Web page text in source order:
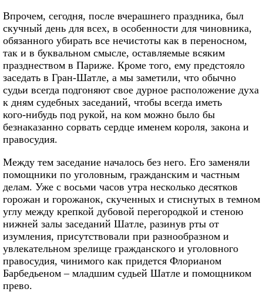
Впрочем, сегодня, после вчерашнего праздника, был
скучный день для всех, в особенности для чиновника,
обязанного убирать все нечистоты как в переносном,
так и в буквальном смысле, оставляемые всяким
празднеством в Париже. Кроме того, ему предстояло
заседать в Гран‑Шатле, а мы заметили, что обычно
судьи всегда подгоняют свое дурное расположение духа
к дням судебных заседаний, чтобы всегда иметь
кого‑нибудь под рукой, на ком можно было бы
безнаказанно сорвать сердце именем короля, закона и
правосудия.
Между тем заседание началось без него. Его заменяли
помощники по уголовным, гражданским и частным
делам. Уже с восьми часов утра несколько десятков
горожан и горожанок, скученных и стиснутых в темном
углу между крепкой дубовой перегородкой и стеною
нижней залы заседаний Шатле, разинув рты от
изумления, присутствовали при разнообразном и
увлекательном зрелище гражданского и уголовного
правосудия, чинимого как придется Флорианом
Барбедьеном – младшим судьей Шатле и помощником
прево.